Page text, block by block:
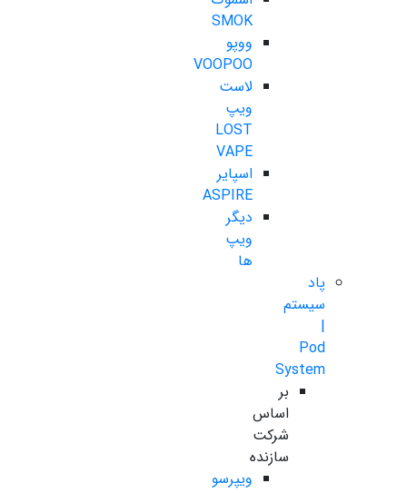
SMOK
ووپو
VOOPOO
لاست
ویپ
LOST
VAPE
اسپایر
ASPIRE
دیگر
ویپ
ها
پاد
سیستم
|
Pod
System
بر
اساس
شرکت
سازنده
ویپرسو